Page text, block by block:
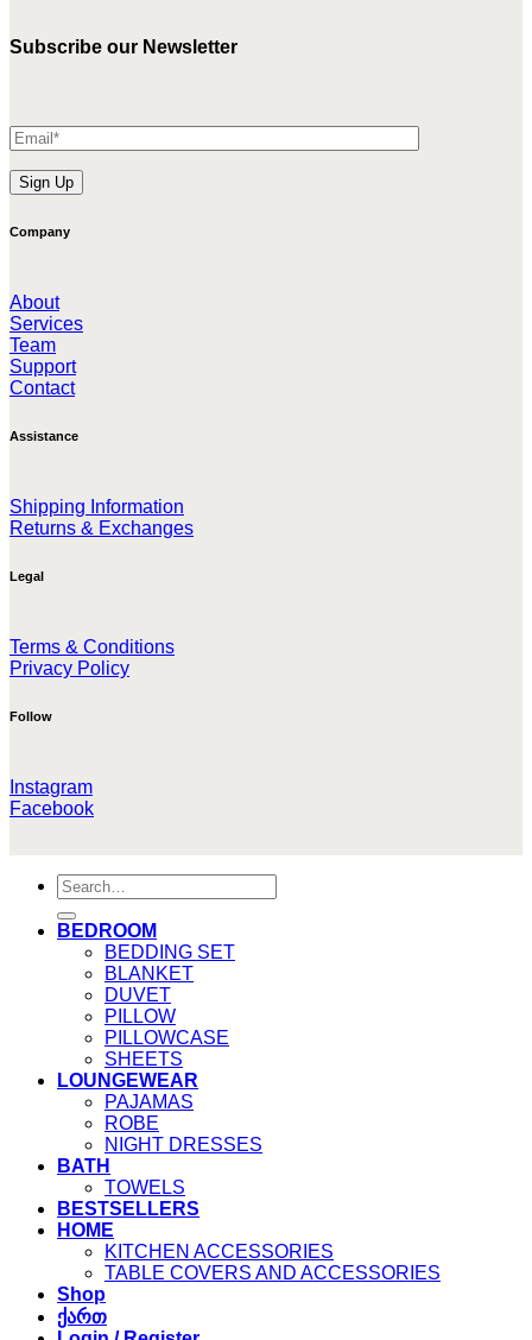
Subscribe our Newsletter
Company
About
Services
Team
Support
Contact
Assistance
Shipping Information
Returns & Exchanges
Legal
Terms & Conditions
Privacy Policy
Follow
Instagram
Facebook
Search
for:
BEDROOM
BEDDING SET
BLANKET
DUVET
PILLOW
PILLOWCASE
SHEETS
LOUNGEWEAR
PAJAMAS
ROBE
NIGHT DRESSES
BATH
TOWELS
BESTSELLERS
HOME
KITCHEN ACCESSORIES
TABLE COVERS AND ACCESSORIES
Shop
ქართ